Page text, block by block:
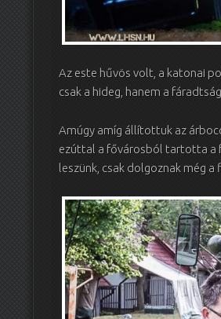
Az este hűvös volt, a katonai
csak a hideg, hanem a
Amúgy amíg állítottuk az
ezúttal a fővárosból tartotta a
leszünk, csak dolgoznak még a